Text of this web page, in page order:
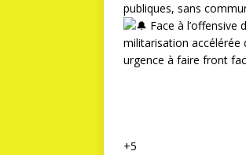
publiques, sans
Face à
militarisation accélérée
urgence à faire front
+5